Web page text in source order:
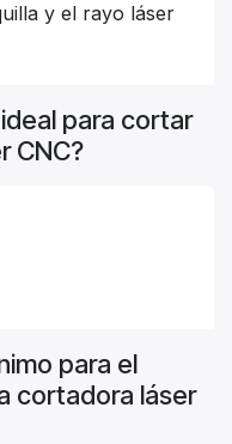
y el rayo láser
para cortar
CNC?
para el
cortadora láser